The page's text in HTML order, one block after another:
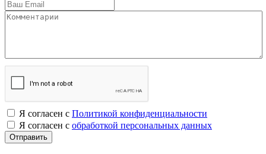
Я согласен с Политикой конфиденциальности
Я согласен с обработкой персональных данных